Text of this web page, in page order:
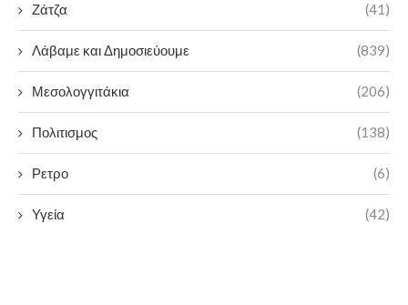
Ζάτζα (41)
Λάβαμε και Δημοσιεύουμε (839)
Μεσολογγιτάκια (206)
Πολιτισμος (138)
Ρετρο (6)
Υγεία (42)